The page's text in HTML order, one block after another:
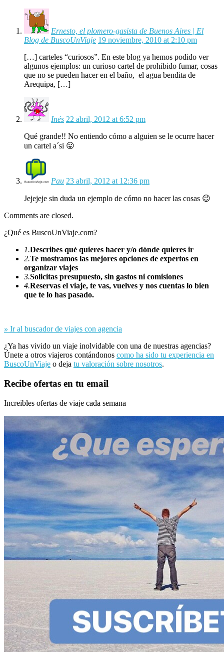
Ernesto, el plomero-gasista de Buenos Aires | El
Blog de BuscoUnViaje 19 noviembre, 2010 at 2:10 pm
[…] carteles “curiosos”. En este blog ya hemos podido ver
algunos ejemplos: un curioso cartel de prohibido fumar, cosas
que no se pueden hacer en el baño, el agua bendita de
Arequipa, […]
Inés 22 abril, 2012 at 6:52 pm
Qué grande!! No entiendo cómo a alguien se le ocurre hacer
un cartel a´si 😛
Pau 23 abril, 2012 at 12:36 pm
Jejejeje sin duda un ejemplo de cómo no hacer las cosas 😉
Comments are closed.
¿Qué es BuscoUnViaje.com?
1.Describes qué quieres hacer y/o dónde quieres ir
2.Te mostramos las mejores opciones de expertos en
organizar viajes
3.Solicitas presupuesto, sin gastos ni comisiones
4.Reservas el viaje, te vas, vuelves y nos cuentas lo bien
que te lo has pasado.
» Ir al buscador de viajes con agencia
¿Ya has vivido un viaje inolvidable con una de nuestras agencias?
Únete a otros viajeros contándonos como ha sido tu experiencia en
BuscoUnViaje o deja tu valoración sobre nosotros.
Recibe ofertas en tu email
Increibles ofertas de viaje cada semana